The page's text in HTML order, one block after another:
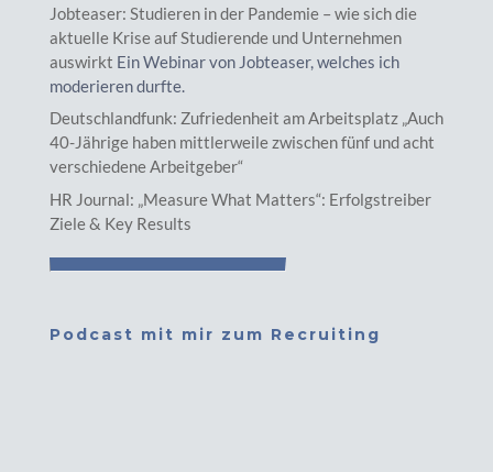
Jobteaser: Studieren in der Pandemie – wie sich die
aktuelle Krise auf Studierende und Unternehmen
auswirkt Ein Webinar von Jobteaser, welches ich
moderieren durfte.
Deutschlandfunk: Zufriedenheit am Arbeitsplatz „Auch
40-Jährige haben mittlerweile zwischen fünf und acht
verschiedene Arbeitgeber“
HR Journal: „Measure What Matters“: Erfolgstreiber
Ziele & Key Results
Podcast mit mir zum Recruiting